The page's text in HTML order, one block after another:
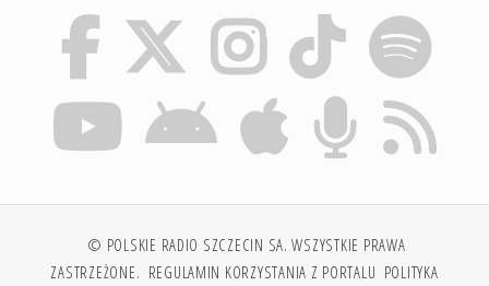
© POLSKIE RADIO SZCZECIN SA. WSZYSTKIE PRAWA
ZASTRZEŻONE. REGULAMIN KORZYSTANIA Z PORTALU POLITYKA